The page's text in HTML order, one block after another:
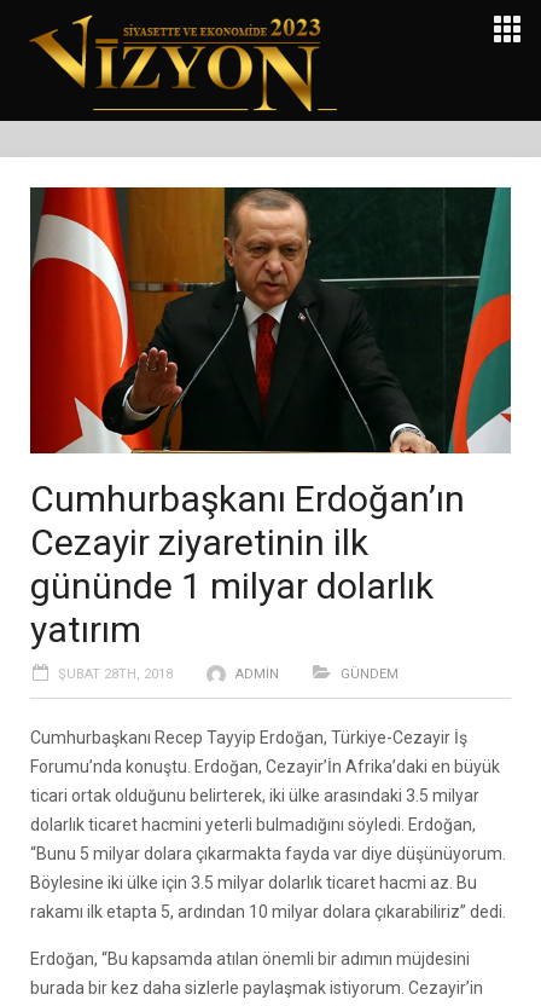
Cumhurbaşkanı Erdoğan’ın
Cezayir ziyaretinin ilk
gününde 1 milyar dolarlık
yatırım
ŞUBAT 28TH, 2018 ADMIN GÜNDEM
Cumhurbaşkanı Recep Tayyip Erdoğan, Türkiye-Cezayir İş
Forumu’nda konuştu. Erdoğan, Cezayir’İn Afrika’daki en büyük
ticari ortak olduğunu belirterek, iki ülke arasındaki 3.5 milyar
dolarlık ticaret hacmini yeterli bulmadığını söyledi. Erdoğan,
“Bunu 5 milyar dolara çıkarmakta fayda var diye düşünüyorum.
Böylesine iki ülke için 3.5 milyar dolarlık ticaret hacmi az. Bu
rakamı ilk etapta 5, ardından 10 milyar dolara çıkarabiliriz” dedi.
Erdoğan, “Bu kapsamda atılan önemli bir adımın müjdesini
burada bir kez daha sizlerle paylaşmak istiyorum. Cezayir’in